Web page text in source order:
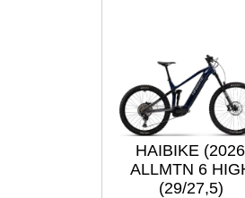
HAIBIKE
ALLMTN 6
(29/27,5)